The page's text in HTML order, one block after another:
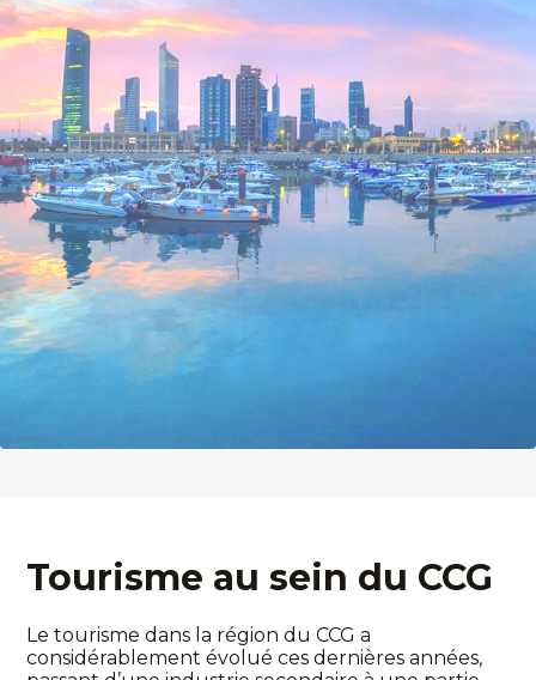
Tourisme au sein du CCG
Le tourisme dans la région du CCG a
considérablement évolué ces dernières années,